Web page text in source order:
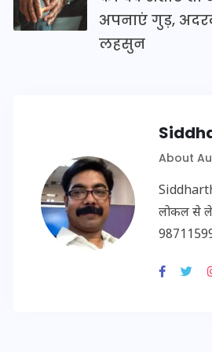
अपनाएं गुड़,
लहसुन
About
लोकल से
20